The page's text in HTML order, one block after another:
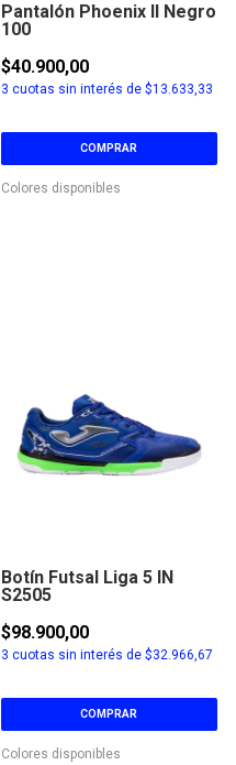
Pantalón Phoenix II Negro
100
$40.900,00
3 cuotas sin interés de $13.633,33
COMPRAR
Colores disponibles
Botín Futsal Liga 5 IN
S2505
$98.900,00
3 cuotas sin interés de $32.966,67
COMPRAR
Colores disponibles